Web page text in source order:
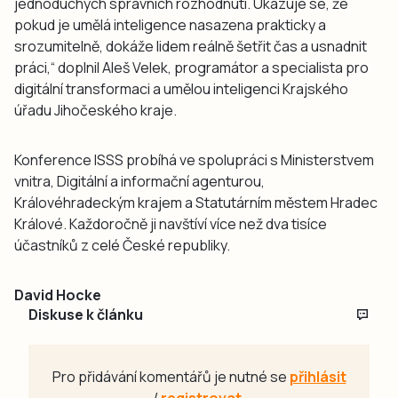
pokud je umělá inteligence nasazena prakticky a
srozumitelně, dokáže lidem reálně šetřit čas a usnadnit
práci,“ doplnil Aleš Velek, programátor a specialista pro
digitální transformaci a umělou inteligenci Krajského
úřadu Jihočeského kraje.
Konference ISSS probíhá ve spolupráci s Ministerstvem
vnitra, Digitální a informační agenturou,
Královéhradeckým krajem a Statutárním městem Hradec
Králové. Každoročně ji navštíví více než dva tisíce
účastníků z celé České republiky.
David Hocke
Diskuse k článku
Pro přidávání komentářů je nutné se přihlásit